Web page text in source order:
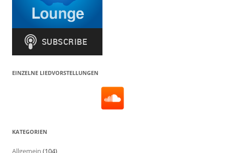
EINZELNE LIEDVORSTELLUNGEN
KATEGORIEN
Allgemein (104)